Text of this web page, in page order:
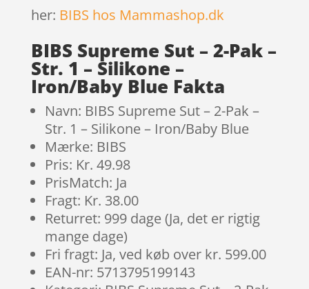
her: BIBS hos Mammashop.dk
BIBS Supreme Sut – 2-Pak –
Str. 1 – Silikone –
Iron/Baby Blue Fakta
Navn: BIBS Supreme Sut – 2-Pak –
Str. 1 – Silikone – Iron/Baby Blue
Mærke: BIBS
Pris: Kr. 49.98
PrisMatch: Ja
Fragt: Kr. 38.00
Returret: 999 dage (Ja, det er rigtig
mange dage)
Fri fragt: Ja, ved køb over kr. 599.00
EAN-nr: 5713795199143